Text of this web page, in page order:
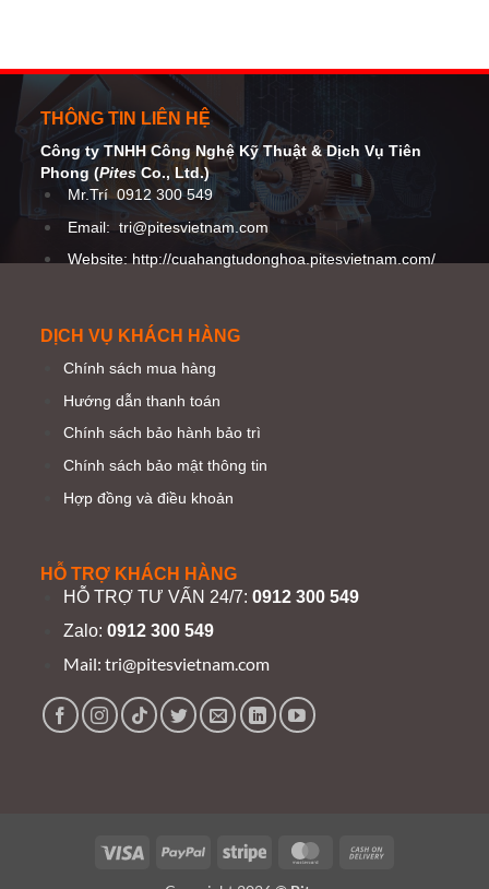
THÔNG TIN LIÊN HỆ
Công ty TNHH Công Nghệ Kỹ Thuật& Dịch Vụ Tiên
Phong (Pites Co., Ltd.)
Mr.Trí 0912 300 549
Email:tri@pitesvietnam.com
Website: http://cuahangtudonghoa.pitesvietnam.com/
DỊCH VỤ KHÁCH HÀNG
Chính sách mua hàng
Hướng dẫn thanh toán
Chính sách bảo hành bảo trì
Chính sách bảo mật thông tin
Hợp đồng và điều khoản
HỖ TRỢ KHÁCH HÀNG
HỖ TRỢ TƯ VẤN 24/7:0912 300 549
Zalo:0912 300 549
Mail:tri@pitesvietnam.com
Visa PayPal Stripe MasterCard